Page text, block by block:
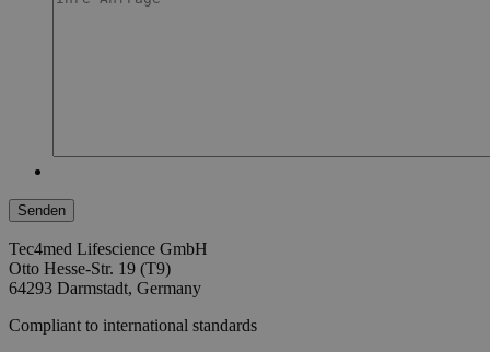
Tec4med Lifescience GmbH
Otto Hesse-Str. 19 (T9)
64293 Darmstadt, Germany
Compliant to international standards